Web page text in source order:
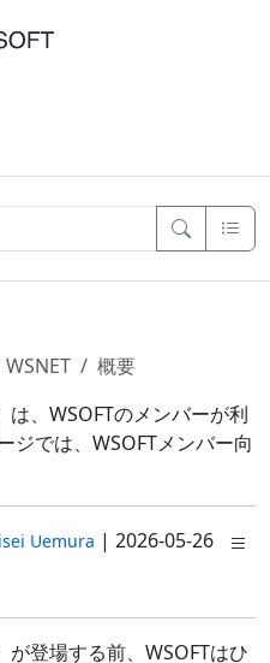
WSNET
概要
は、WSOFTのメンバーが利
ジでは、WSOFTメンバー向
Uemura | 2026-05-26
が登場する前、WSOFTはひ